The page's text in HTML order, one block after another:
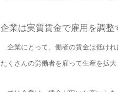
企業は実質賃金で雇用を調整
企業にとって、働者の賃金は低けれ
たくさんの労働者を雇って生産を拡大